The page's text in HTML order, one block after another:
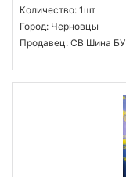
Количество: 1шт
Город: Черновцы
Продавец: СВ Шина БУ